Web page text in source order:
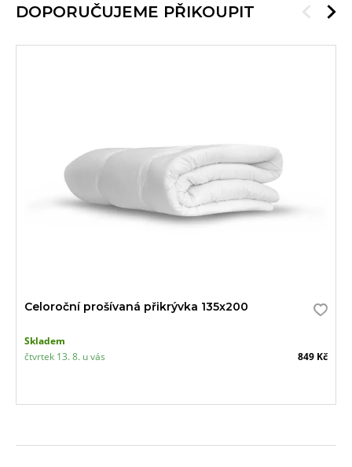
DOPORUČUJEME PŘIKOUPIT
Celoroční prošívaná přikrývka 135x200
Skladem
čtvrtek 13. 8. u vás
849 Kč